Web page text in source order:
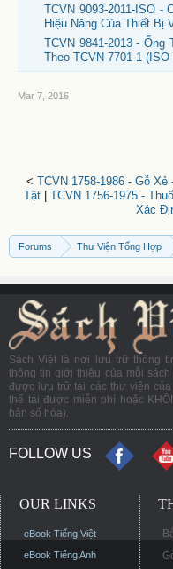
TCVN 9093-2011-ISO -
Hiệu Năng Của Thiết Bị
TCVN 9841-2013 -
Theo TCVN 7701-1 (ISO
Mar 7, 2016
< TCVN 1758-1986 - Gỗ
Tật | TCVN 1756-1975 -
Xác
Forums Thư Viện Tổng Hợp
Sách Việt là nơi lưu trữ thông
thông tin giới thiệu của mỗi
được lưu trữ tại các thư viện
thể tải được miễn phí hoặc
bản số hóa).
FOLLOW US
OUR LINKS
eBook Tiếng Việt
eBook Tiếng Anh